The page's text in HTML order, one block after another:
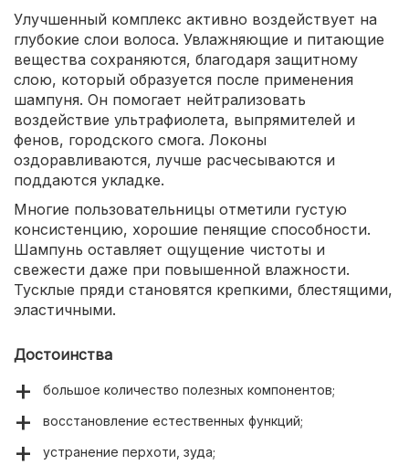
Улучшенный комплекс активно воздействует на
глубокие слои волоса. Увлажняющие и питающие
вещества сохраняются, благодаря защитному
слою, который образуется после применения
шампуня. Он помогает нейтрализовать
воздействие ультрафиолета, выпрямителей и
фенов, городского смога. Локоны
оздоравливаются, лучше расчесываются и
поддаются укладке.
Многие пользовательницы отметили густую
консистенцию, хорошие пенящие способности.
Шампунь оставляет ощущение чистоты и
свежести даже при повышенной влажности.
Тусклые пряди становятся крепкими, блестящими,
эластичными.
Достоинства
большое количество полезных компонентов;
восстановление естественных функций;
устранение перхоти, зуда;